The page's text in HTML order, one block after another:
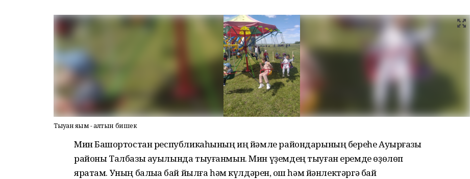
Тыуған яғым - алтын бишек
Мин Башҡортостан республикаһының иң йәмле райондарының береһе Ауырғазы
районы Талбазы ауылында тыуғанмын. Мин үҙемдең тыуған еремде өҙөлөп
яратам. Уның балыҡҡа бай йылға һәм күлдәрен, ҡош һәм йәнлектәргә бай